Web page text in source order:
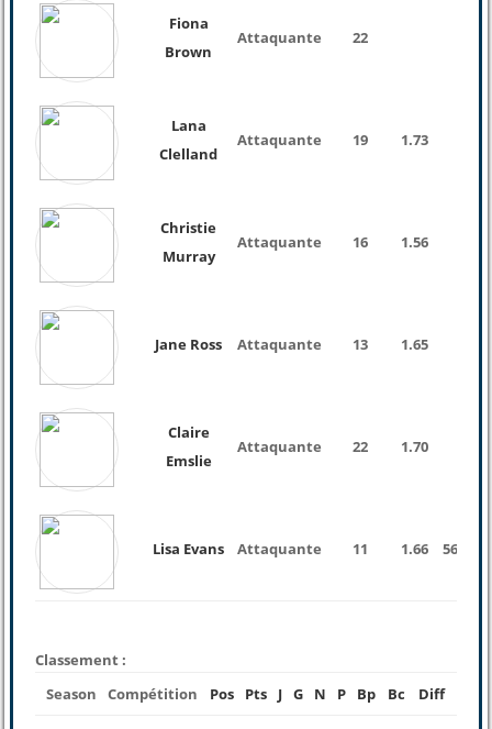
Fiona
Brown
Attaquante 22
Lana
Clelland
Attaquante 19 1.73
Christie
Murray
Attaquante 16 1.56
Jane Ross Attaquante 13 1.65
Claire
Emslie
Attaquante 22 1.70
Lisa Evans Attaquante 11 1.66 56 Kg
Classement :
Season
Compétition Pos Pts J G N P Bp Bc Diff